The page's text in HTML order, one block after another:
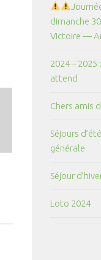
dimanche
Victoire —
2024 – 2025
attend
Chers amis
Séjours
générale
Séjour
Loto 2024